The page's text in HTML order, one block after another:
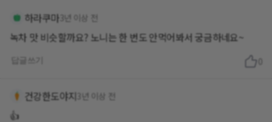
하라쿠마 3년 이상 전
녹차 맛 비슷할까요? 노니는 한 번도 안먹어봐서 궁금하네요~
건강한도야지 3년 이상 전
👍